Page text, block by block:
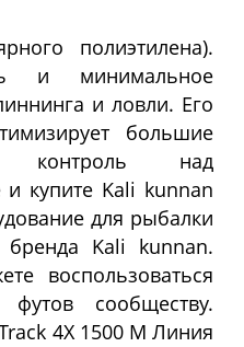
полиэтилена).
и минимальное
и ловли. Его
большие
контроль над
и купите Kali kunnan
для рыбалки
Kali kunnan.
воспользоваться
сообществу.
4X 1500 M Линия